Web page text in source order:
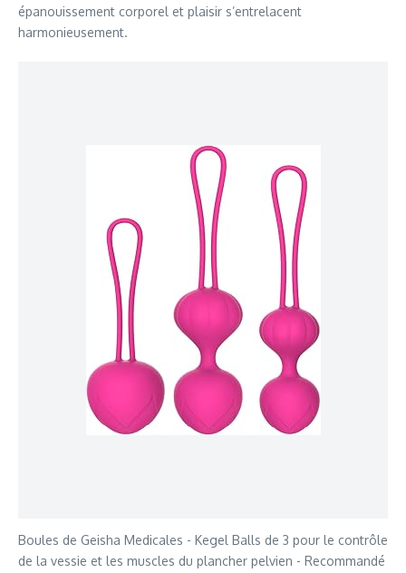
épanouissement corporel et plaisir s’entrelacent
harmonieusement.
Boules de Geisha Medicales - Kegel Balls de 3 pour le contrôle
de la vessie et les muscles du plancher pelvien - Recommandé